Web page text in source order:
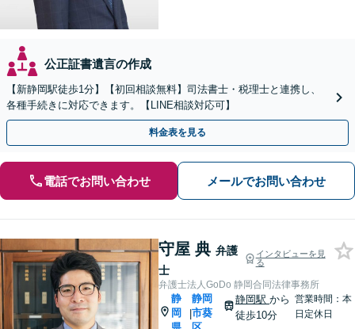
公正証書遺言の作成
【新静岡駅徒歩1分】【初回相談無料】司法書士・税理士と連携し、
各種手続きに対応できます。【LINE相談対応可】
料金表を見る
電話でお問い合わせ メールでお問い合わせ
守屋 典 弁護
士
インタビューを見
る
弁護士法人GoDo 静岡合同法律事務所
静
岡
|
静岡
市葵
静岡駅 から
徒歩10分
営業時間：本
日定休日